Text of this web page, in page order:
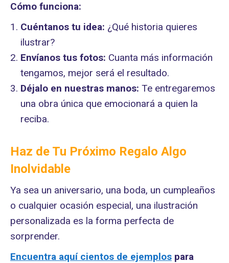
Cómo funciona:
Cuéntanos tu idea: ¿Qué historia quieres
ilustrar?
Envíanos tus fotos: Cuanta más información
tengamos, mejor será el resultado.
Déjalo en nuestras manos: Te entregaremos
una obra única que emocionará a quien la
reciba.
Haz de Tu Próximo Regalo Algo
Inolvidable
Ya sea un aniversario, una boda, un cumpleaños
o cualquier ocasión especial, una ilustración
personalizada es la forma perfecta de
sorprender.
Encuentra aquí cientos de ejemplos para